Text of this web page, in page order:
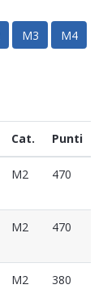
M3
M4
Cat. Punti
M2 470
M2 470
M2 380